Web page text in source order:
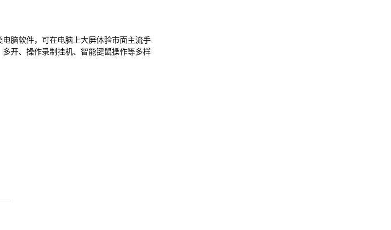
脑软件，可在电脑上大屏体验市面主流手
开、操作录制挂机、智能键鼠操作等多样